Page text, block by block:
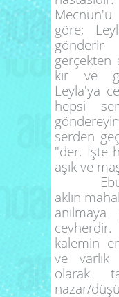
göre;
gerçekten
kır ve
Leyla'ya
hepsi
serden
"der. İşte
aşık ve
aklın
kalemin
ve
olarak
nazar/